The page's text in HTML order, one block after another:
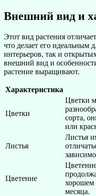
Внешний вид и
Этот вид растения
что делает его идеальным
интерьеров, так и
внешний вид и
растение выращивают.
Характеристика
Цветки
Цветки
сорта,
или
Листья
Листья
Цветение
хорошем
месяца.